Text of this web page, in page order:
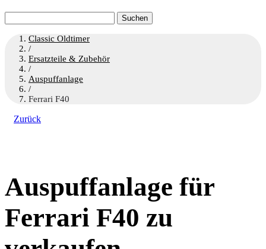
nach:
Classic Oldtimer
/
Ersatzteile & Zubehör
/
Auspuffanlage
/
Ferrari F40
Zurück
Auspuffanlage für
Ferrari F40 zu